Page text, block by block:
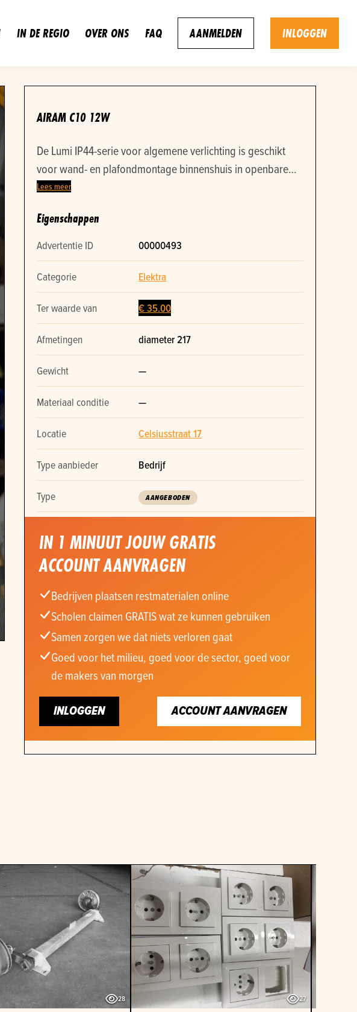
IN DE REGIO OVER ONS FAQ AANMELDEN INLOGGEN
AIRAM C10 12W
De Lumi IP44-serie voor algemene verlichting is geschikt
voor wand- en plafondmontage binnenshuis in openbare
ruimtes en woonhuizen. Nieuw in doos. Retour gekomen
Lees meer
Eigenschappen
Advertentie ID 00000493
Categorie Elektra
Ter waarde van € 35.00
Afmetingen diameter 217
Gewicht —
Materiaal conditie —
Locatie Celsiusstraat 17
Type aanbieder Bedrijf
Type AANGEBODEN
IN 1 MINUUT JOUW GRATIS
ACCOUNT AANVRAGEN
Bedrijven plaatsen restmaterialen online
Scholen claimen GRATIS wat ze kunnen gebruiken
Samen zorgen we dat niets verloren gaat
Goed voor het milieu, goed voor de sector, goed voor
de makers van morgen
INLOGGEN ACCOUNT AANVRAGEN
28 27